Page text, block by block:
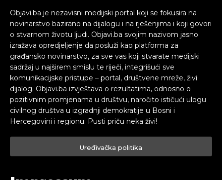
Objavi.ba je nezavisni medijski portal koji se fokusira na
novinarstvo bazirano na dijalogu i na rješenjima i koji govori
o stvarnom životu ljudi. Objavi.ba svojim nazivom jasno
izražava opredjeljenje da posluži kao platforma za
građansko novinarstvo, za sve vas koji stvarate medijski
sadržaj u najširem smislu te riječi, integrišući sve
komunikacijske pristupe – portal, društvene mreže, živi
dijalog. Objavi.ba izvještava o rezultatima, odnosno o
pozitivnim promjenama u društvu, naročito ističući ulogu
civilnog društva u izgradnji demokratije u Bosni i
Hercegovini i regionu. Pusti priču neka živi!
Uređivačka politika